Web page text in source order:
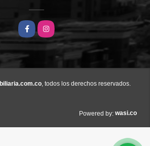
FacebookInstagram
, todos los derechos reservados.
Powered by: wasi.co